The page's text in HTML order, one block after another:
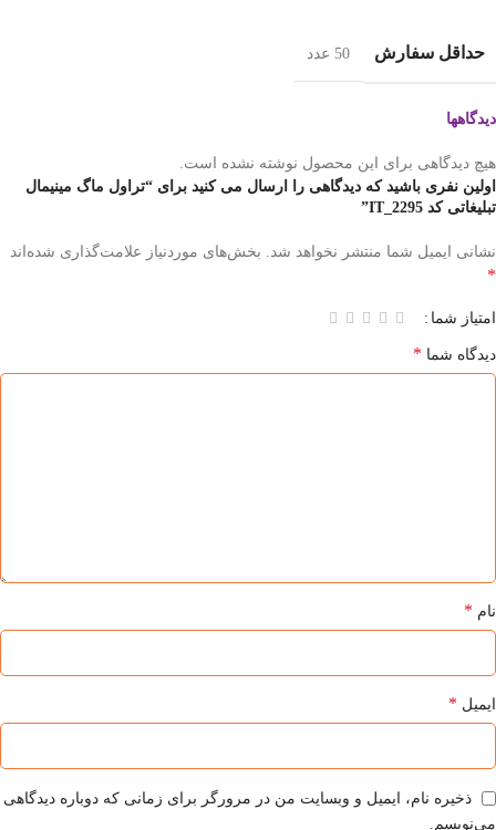
حداقل سفارش 50 عدد
دیدگاهها
هیچ دیدگاهی برای این محصول نوشته نشده است.
اولین نفری باشید که دیدگاهی را ارسال می کنید برای “تراول ماگ مینیمال
تبلیغاتی کد IT_2295”
نشانی ایمیل شما منتشر نخواهد شد. بخش‌های موردنیاز علامت‌گذاری شده‌اند
*
امتیاز شما
دیدگاه شما *
نام *
ایمیل *
ذخیره نام، ایمیل و وبسایت من در مرورگر برای زمانی که دوباره دیدگاهی
می‌نویسم.